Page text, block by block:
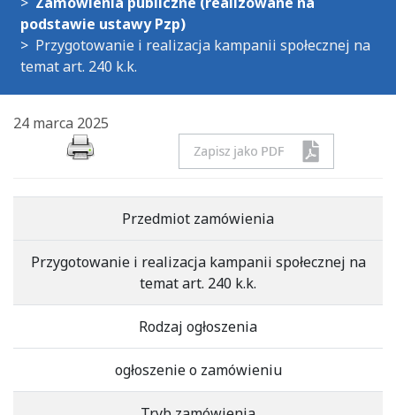
podstawie ustawy Pzp)
Przygotowanie i realizacja kampanii społecznej na
temat art. 240 k.k.
24 marca 2025
Przedmiot zamówienia
Przygotowanie i realizacja kampanii społecznej na
temat art. 240 k.k.
Rodzaj ogłoszenia
ogłoszenie o zamówieniu